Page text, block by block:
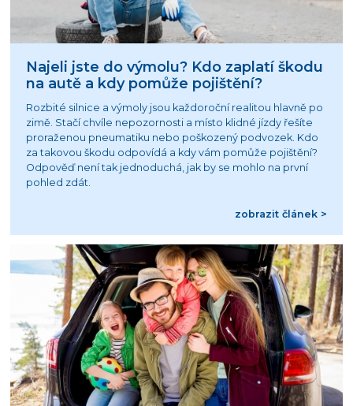
Najeli jste do výmolu? Kdo zaplatí škodu
na autě a kdy pomůže pojištění?
Rozbité silnice a výmoly jsou každoroční realitou hlavně po
zimě. Stačí chvíle nepozornosti a místo klidné jízdy řešíte
proraženou pneumatiku nebo poškozený podvozek. Kdo
za takovou škodu odpovídá a kdy vám pomůže pojištění?
Odpověď není tak jednoduchá, jak by se mohlo na první
pohled zdát.
zobrazit článek >